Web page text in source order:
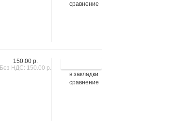
сравнение
в закладки
сравнение
150.00 р.
Без НДС: 150.00 р.